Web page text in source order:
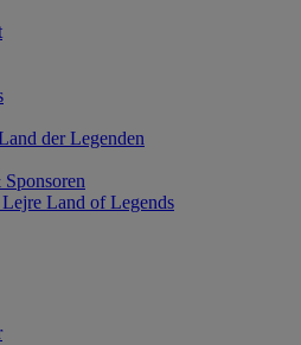
der Legenden
Land of Legends